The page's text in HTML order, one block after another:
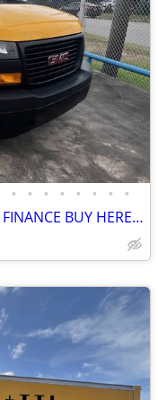
• • • • • • • •
2021 GMC 12FT BOX TRUCK V6 WE FINANCE BUY HERE PAY HERE